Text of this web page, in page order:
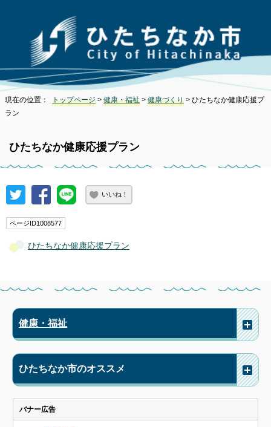
現在の位置： トップページ > 健康・福祉 > 健康づくり > ひたちなか健康応援プ
ラン
ひたちなか健康応援プラン
いいね！
ページID1008577
ひたちなか健康応援プラン
健康・福祉
ひたちなか市のオススメ
バナー広告